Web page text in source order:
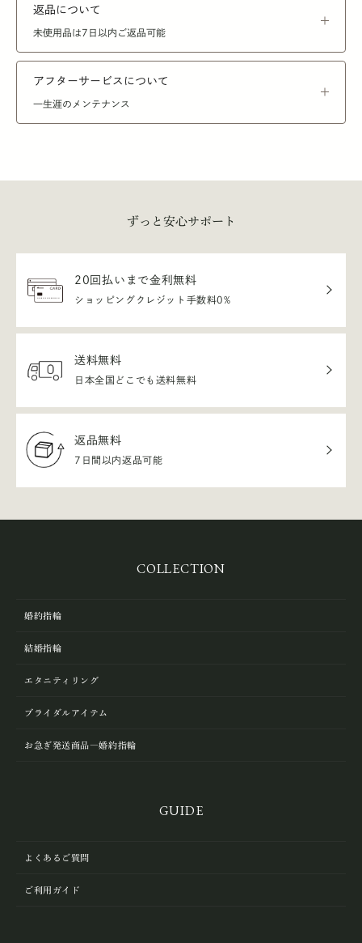
返品について
未使用品は7日以内ご返品可能
アフターサービスについて
一生涯のメンテナンス
ずっと安心サポート
20回払いまで金利無料
ショッピングクレジット手数料0%
送料無料
日本全国どこでも送料無料
返品無料
7日間以内返品可能
COLLECTION
婚約指輪
結婚指輪
エタニティリング
ブライダルアイテム
お急ぎ発送商品―婚約指輪
GUIDE
よくあるご質問
ご利用ガイド